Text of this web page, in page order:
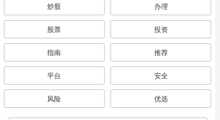
炒股 办理
股票 投资
指南 推荐
平台 安全
风险 优选